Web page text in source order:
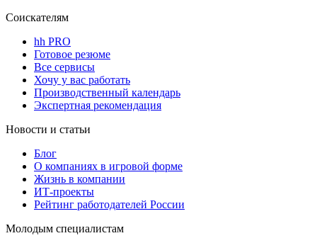
Соискателям
hh PRO
Готовое резюме
Все сервисы
Хочу у вас работать
Производственный календарь
Экспертная рекомендация
Новости и статьи
Блог
О компаниях в игровой форме
Жизнь в компании
ИТ-проекты
Рейтинг работодателей России
Молодым специалистам